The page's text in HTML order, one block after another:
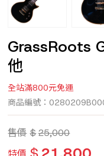
GrassRoots
他
全站滿800元免運
商品編號：
售價 $25,000